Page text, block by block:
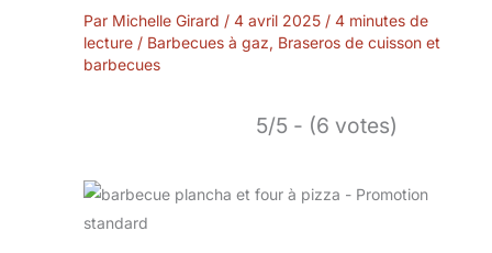
Par Michelle Girard / 4 avril 2025 / 4 minutes de
lecture / Barbecues à gaz, Braseros de cuisson et
barbecues
5/5 - (6 votes)